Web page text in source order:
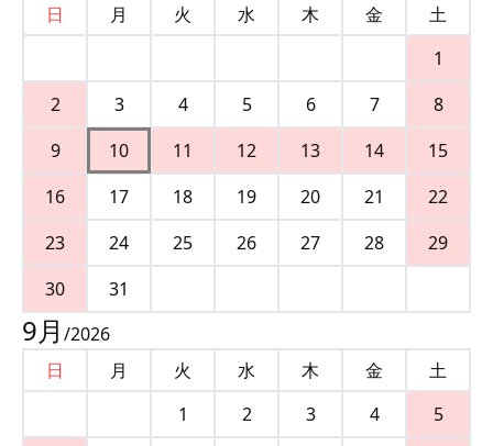
日
月 火 水 木 金
土
1
2
3 4 5 6 7
8
9
10 11 12 13 14
15
16
17 18 19 20 21
22
23
24 25 26 27 28
29
30
31
9月 /2026
日
月 火 水 木 金
土
1
2 3 4
5